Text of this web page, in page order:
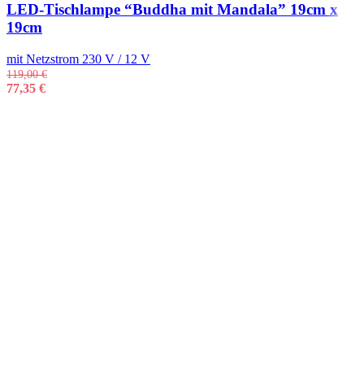
LED-Tischlampe “Buddha mit Mandala” 19cm x
19cm
mit Netzstrom 230 V / 12 V
119,00€
77,35 €